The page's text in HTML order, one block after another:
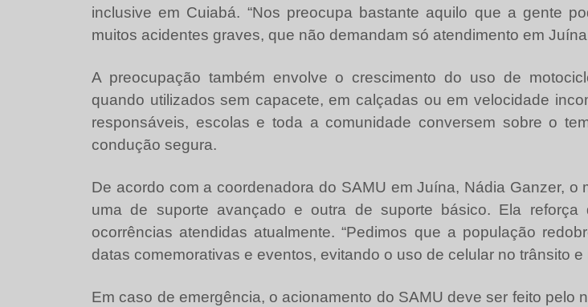
inclusive em Cuiabá. “Nos preocupa bastante aquilo que a gente
muitos acidentes graves, que não demandam só atendimento em
A preocupação também envolve o crescimento do uso de
quando utilizados sem capacete, em calçadas ou em velocidade
responsáveis, escolas e toda a comunidade conversem sobre o
condução segura.
De acordo com a coordenadora do SAMU em Juína, Nádia Ganzer,
uma de suporte avançado e outra de suporte básico. Ela
ocorrências atendidas atualmente. “Pedimos que a população
datas comemorativas e eventos, evitando o uso de celular no trânsito
Em caso de emergência, o acionamento do SAMU deve ser feito pelo